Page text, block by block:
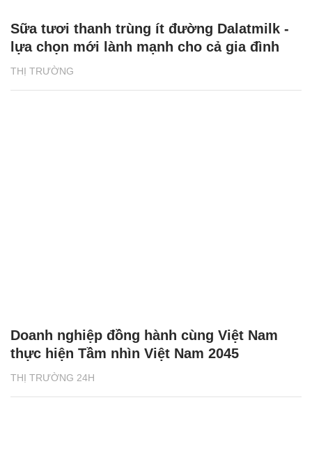
THỊ TRƯỜNG
Sữa tươi thanh trùng ít đường Dalatmilk -
lựa chọn mới lành mạnh cho cả gia đình
THỊ TRƯỜNG 24H
Doanh nghiệp đồng hành cùng Việt Nam
thực hiện Tầm nhìn Việt Nam 2045